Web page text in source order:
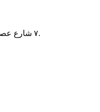
٧ شارع عصام الدالي - أمام مجلس الدولة - الدقي.